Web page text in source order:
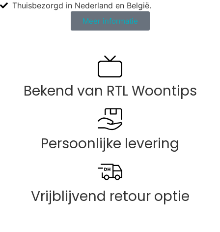
Thuisbezorgd in Nederland en België.
Meer informatie
Bekend van RTL Woontips
Persoonlijke levering
Vrijblijvend retour optie